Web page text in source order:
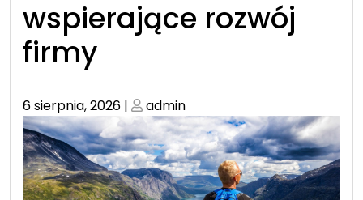
wspierające rozwój
firmy
Posted
on
6 sierpnia, 2026 | Posted
on
admin